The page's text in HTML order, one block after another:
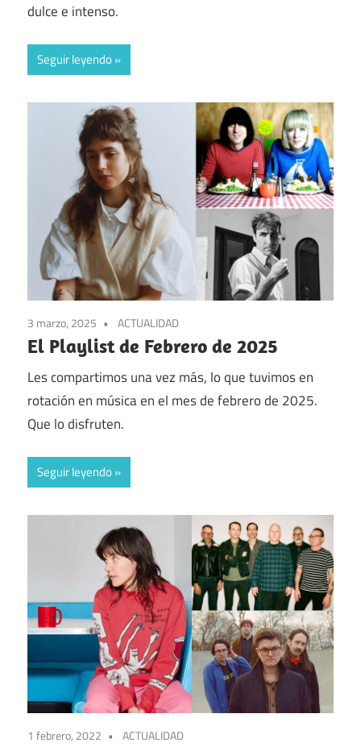
dulce e intenso.
Seguir leyendo
3 marzo, 2025 ACTUALIDAD
El Playlist de Febrero de 2025
Les compartimos una vez más, lo que tuvimos en
rotación en música en el mes de febrero de 2025.
Que lo disfruten.
Seguir leyendo
1 febrero, 2022 ACTUALIDAD